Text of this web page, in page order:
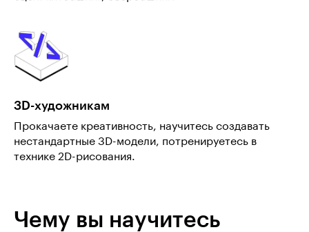
3D-художникам
Прокачаете креативность, научитесь создавать
нестандартные 3D-модели, потренируетесь в
технике 2D-рисования.
Чему вы научитесь